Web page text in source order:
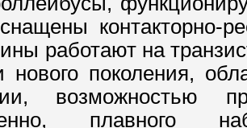
контакторно-
работают на
нового поколения,
возможностью
плавного